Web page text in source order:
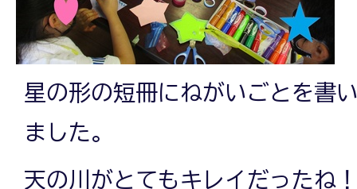
星の形の短冊にねがいごとを書
ました。
天の川がとてもキレイだったね